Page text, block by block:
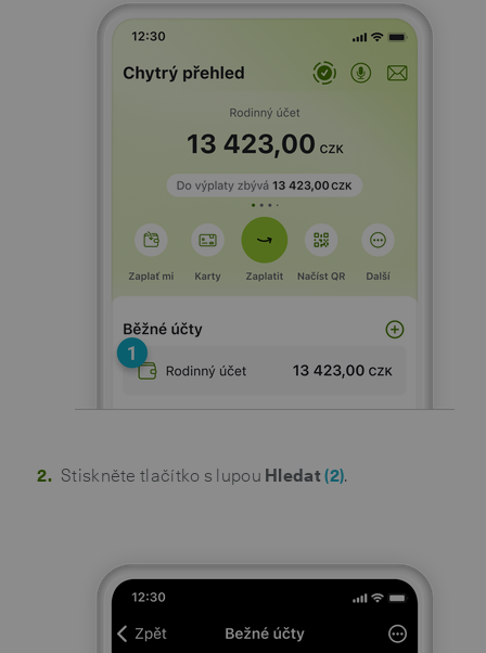
Stiskněte tlačítko s lupou Hledat(2).